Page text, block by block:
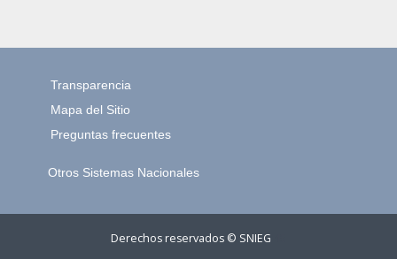
Transparencia
Mapa del Sitio
Preguntas frecuentes
Otros Sistemas Nacionales
Derechos reservados © SNIEG